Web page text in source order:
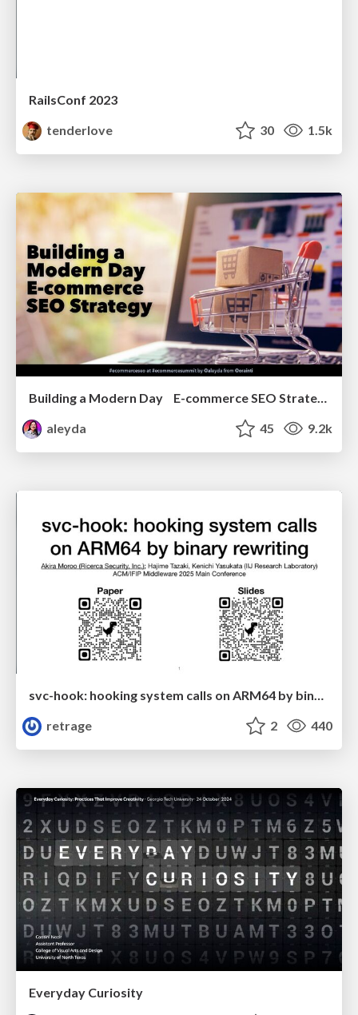
RailsConf 2023
tenderlove
30 1.5k
aleyda
45 9.2k
svc-hook: hooking system calls on ARM64 by binary rewriting
retrage
2 440
Everyday Curiosity